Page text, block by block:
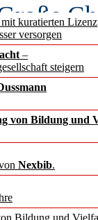
kuratierten
versorgen
–
steigern
von Bildung und
Nexbib.
Bildung und
–